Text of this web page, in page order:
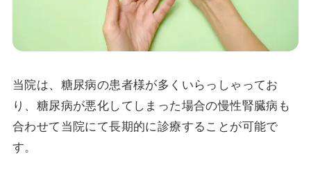
当院は、糖尿病の患者様が多くいらっしゃってお
り、糖尿病が悪化してしまった場合の慢性腎臓病も
合わせて当院にて長期的に診療することが可能で
す。